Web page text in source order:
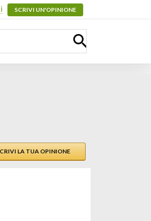
SCRIVI UN'OPINIONE
LA TUA OPINIONE